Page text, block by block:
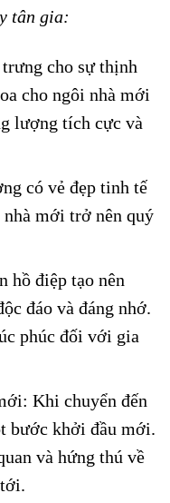
tân gia:
cho sự thịnh
cho ngôi nhà mới
lượng tích cực và
có vẻ đẹp tinh tế
mới trở nên quý
hồ điệp tạo nên
đáo và đáng nhớ.
phúc đối với gia
Khi chuyển đến
bước khởi đầu mới.
và hứng thú về